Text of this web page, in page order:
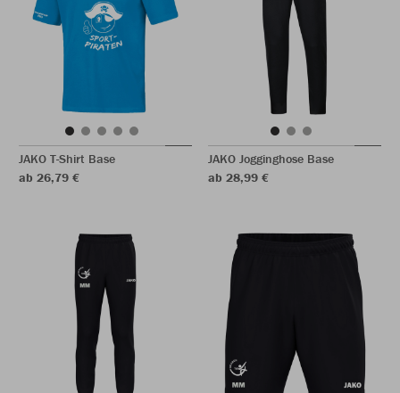
JAKO T-Shirt Base
ab 26,79 €
JAKO Jogginghose Base
ab 28,99 €